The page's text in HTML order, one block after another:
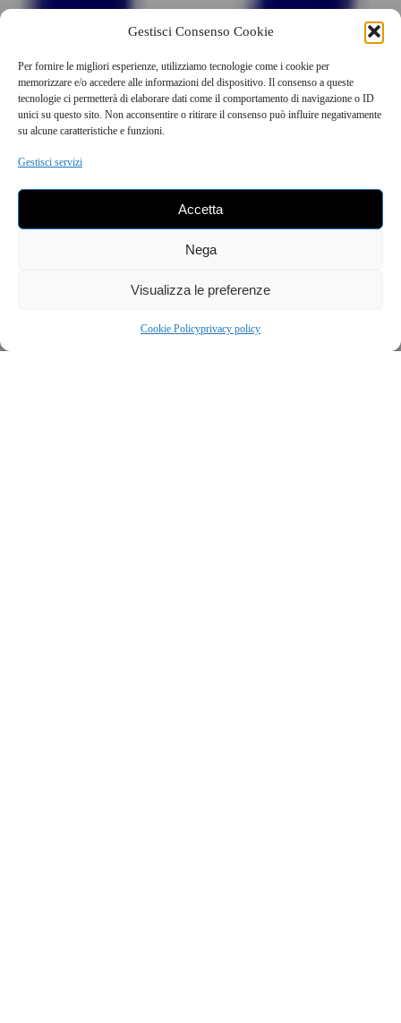
Gestisci Consenso Cookie
Per fornire le migliori esperienze, utilizziamo tecnologie come i cookie per
memorizzare e/o accedere alle informazioni del dispositivo. Il consenso a queste
tecnologie ci permetterà di elaborare dati come il comportamento di navigazione o ID
unici su questo sito. Non acconsentire o ritirare il consenso può influire negativamente
su alcune caratteristiche e funzioni.
Gestisci servizi
Accetta
Nega
Visualizza le preferenze
Cookie Policyprivacy policy